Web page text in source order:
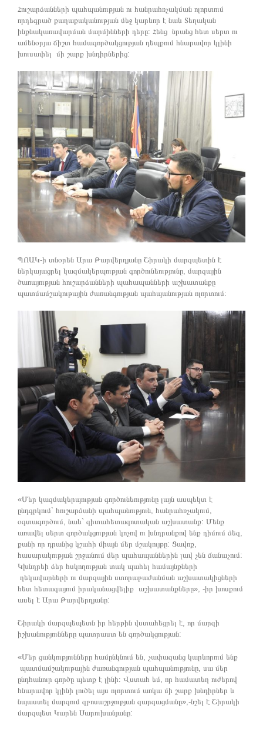
Հուշարձանների պահպանության ու հանրահռչակման ոլորտում
որդեգրած քաղաքականության մեջ կարևոր է նաև Տեղական
ինքնակառավարման մարմինների դերը: Հենց նրանց հետ սերտ ու
ամենօրյա ճիշտ համագործակցության դեպքում հնարավոր կլինի
խուսափել մի շարք խնդիրներից:
ՊՈԱԿ-ի տնօրեն Արա Թարվերդյանը Շիրակի մարզպետին է
ներկայացրել կազմակերպության գործունեությունը, մարզային
ծառայության հուշարձանների պահապանների աշխատանքը
պատմամշակութային ժառանգության պահպանության ոլորտում:
«Մեր կազմակերպության գործունեությունը լայն ասպեկտ է
ընդգրկում` հուշարձանի պահպանություն, հանրահռչակում,
օգտագործում, նաև` գիտահետազոտական աշխատանք: Մենք
առավել սերտ գործակցության կոչով ու խնդրանքով ենք դիմում ձեզ,
քանի որ դրանից կշահի միայն մեր մշակույթը: Ցավոք,
հասարակության շրջանում մեր պահապաններին լավ չեն ճանաչում:
Կխնդրեի ձեր հսկողության տակ պահել համայնքների
ղեկավարների ու մարզային ստորաբաժանման աշխատակիցների
հետ հետագայում իրականացվելիք աշխատանքները», -իր խոսքում
ասել է Արա Թարվերդյանը:
Շիրակի մարզպեպետն իր հերթին վստահեցրել է, որ մարզի
իշխանությունները պատրաստ են գործակցության:
«Մեր ցանկությունները համընկնում են, չափազանց կարևորում ենք
պատմամշակութային ժառանգության պահպանությունը, սա մեր
ընդհանուր գործը պետք է լինի։ Վստահ եմ, որ համատեղ ուժերով
հնարավոր կլինի լուծել այս ոլորտում առկա մի շարք խնդիրներ և
նպաստել մարզում զբոսաշրջության զարգացմանը»,-նշել է Շիրակի
մարզպետ Կարեն Սարուխանյանը: